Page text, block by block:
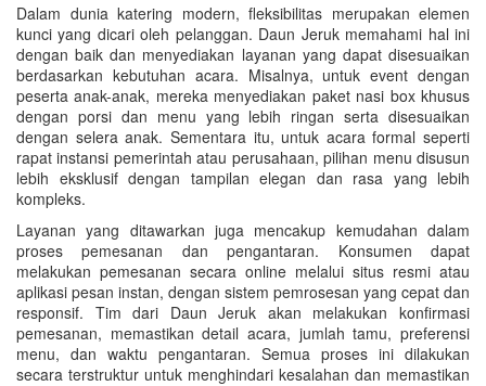
Dalam dunia katering modern, fleksibilitas merupakan elemen
kunci yang dicari oleh pelanggan. Daun Jeruk memahami hal ini
dengan baik dan menyediakan layanan yang dapat disesuaikan
berdasarkan kebutuhan acara. Misalnya, untuk event dengan
peserta anak-anak, mereka menyediakan paket nasi box khusus
dengan porsi dan menu yang lebih ringan serta disesuaikan
dengan selera anak. Sementara itu, untuk acara formal seperti
rapat instansi pemerintah atau perusahaan, pilihan menu disusun
lebih eksklusif dengan tampilan elegan dan rasa yang lebih
kompleks.
Layanan yang ditawarkan juga mencakup kemudahan dalam
proses pemesanan dan pengantaran. Konsumen dapat
melakukan pemesanan secara online melalui situs resmi atau
aplikasi pesan instan, dengan sistem pemrosesan yang cepat dan
responsif. Tim dari Daun Jeruk akan melakukan konfirmasi
pemesanan, memastikan detail acara, jumlah tamu, preferensi
menu, dan waktu pengantaran. Semua proses ini dilakukan
secara terstruktur untuk menghindari kesalahan dan memastikan